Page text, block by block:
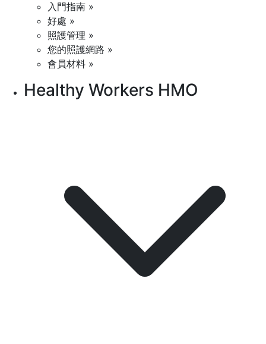
入門指南 »
好處 »
照護管理 »
您的照護網路 »
會員材料 »
Healthy Workers HMO